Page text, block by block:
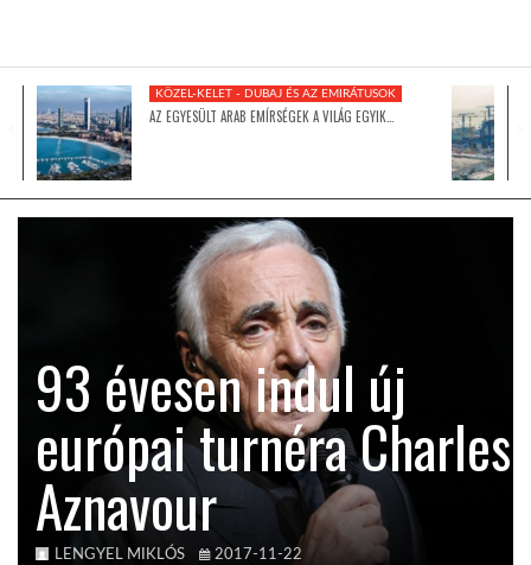
GLOBOTV BP
TROPICALMAGAZIN
GLOBOTV
AFRIKA TUDÁSTÁR
A NAP SZÉPE
KÖZEL-KELET - DUBAJ ÉS AZ EMIRÁTUSOK
AZ EGYESÜLT ARAB EMÍRSÉGEK A VILÁG EGYIK…
93 évesen indul új
európai turnéra Charles
Aznavour
LENGYEL MIKLÓS 2017-11-22